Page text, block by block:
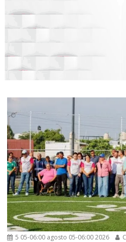
5 05-06:00 agosto 05-06:00 2026